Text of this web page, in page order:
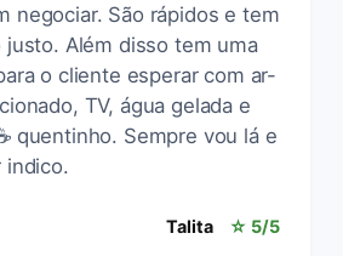
negociar. São rápidos e tem
justo. Além disso tem uma
o cliente esperar com ar-
TV, água gelada e
quentinho. Sempre vou lá e
indico.
Talita ☆ 5/5